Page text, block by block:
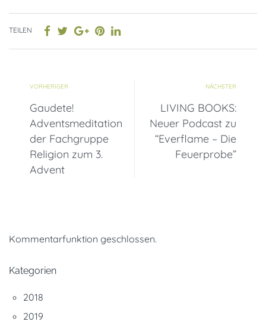
TEILEN
VORHERIGER
Gaudete!
Adventsmeditation
der Fachgruppe
Religion zum 3.
Advent
NÄCHSTER
LIVING BOOKS:
Neuer Podcast zu
“Everflame – Die
Feuerprobe”
Kommentarfunktion geschlossen.
Kategorien
2018
2019